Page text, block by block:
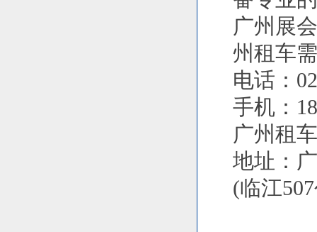
广州展
州租车
电话：
手机：
广州租
地址：
(临江